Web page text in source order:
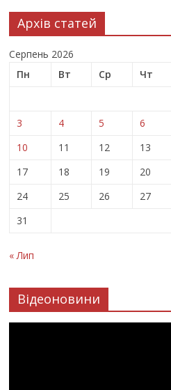
Архів статей
Серпень 2026
Пн
Вт Ср Чт
3
4 5 6
10
11 12 13
17
18 19 20
24
25 26 27
31
« Лип
Відеоновини